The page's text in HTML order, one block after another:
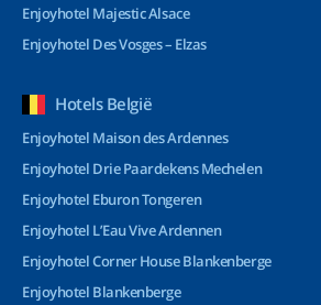
Enjoyhotel Majestic Alsace
Enjoyhotel Des Vosges – Elzas
Hotels België
Enjoyhotel Maison des Ardennes
Enjoyhotel Drie Paardekens Mechelen
Enjoyhotel Eburon Tongeren
Enjoyhotel L’Eau Vive Ardennen
Enjoyhotel Corner House Blankenberge
Enjoyhotel Blankenberge